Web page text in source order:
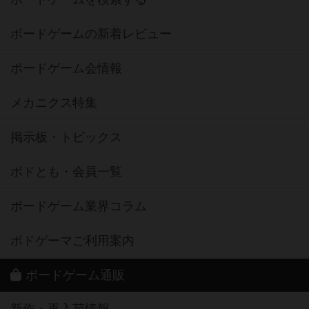
ボードゲームの新着レビュー
ボードゲーム会情報
メカニクス特集
掲示板・トピックス
ボドとも・会員一覧
ボードゲーム業界コラム
ボドゲーマご利用案内
ボードゲーム通販